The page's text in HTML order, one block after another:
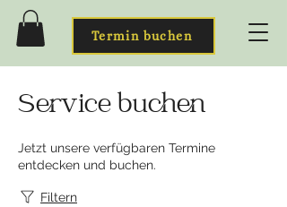
Termin buchen
Service buchen
Jetzt unsere verfügbaren Termine
entdecken und buchen.
Filtern